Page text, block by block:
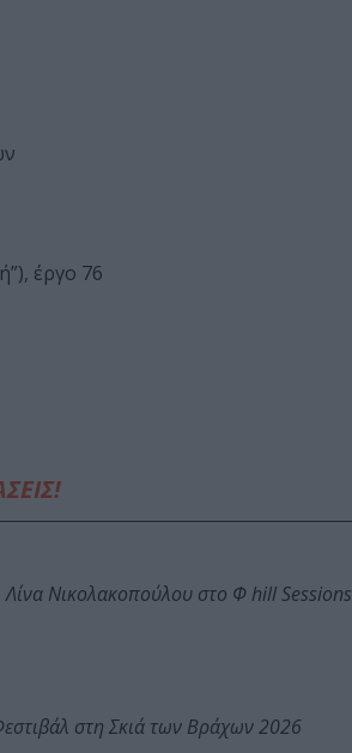
έργο 76
Νικολακοπούλου στο Φ hill Sessions
στη Σκιά των Βράχων 2026